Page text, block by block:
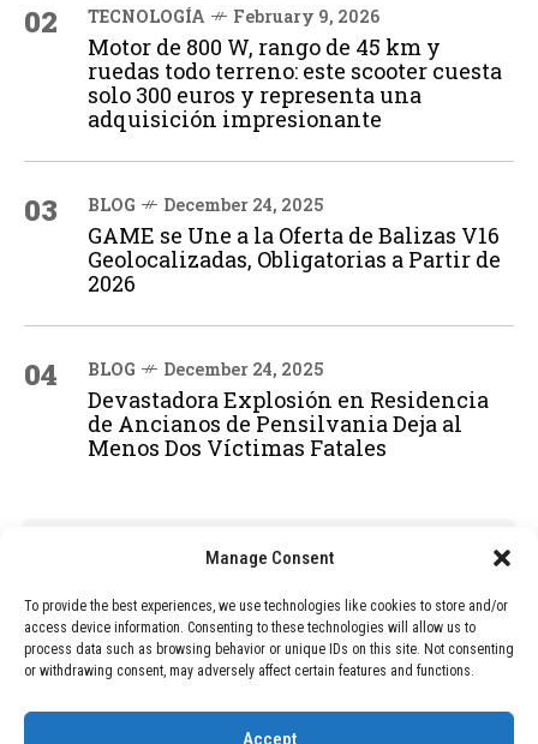
Manage Consent
To provide the best experiences, we use technologies like cookies to store and/or
access device information. Consenting to these technologies will allow us to
process data such as browsing behavior or unique IDs on this site. Not consenting
or withdrawing consent, may adversely affect certain features and functions.
Accept
02 TECNOLOGÍA February 9, 2026
Motor de 800 W, rango de 45 km y
ruedas todo terreno: este scooter cuesta
solo 300 euros y representa una
adquisición impresionante
03 BLOG December 24, 2025
GAME se Une a la Oferta de Balizas V16
Geolocalizadas, Obligatorias a Partir de
2026
04 BLOG December 24, 2025
Devastadora Explosión en Residencia
de Ancianos de Pensilvania Deja al
Menos Dos Víctimas Fatales